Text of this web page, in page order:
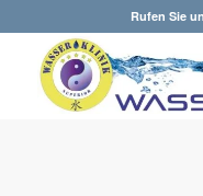
Rufen Sie